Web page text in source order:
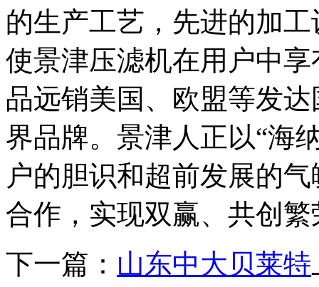
的生产工艺，先进的加
使景津压滤机在用户中
品远销美国、欧盟等发
界品牌。景津人正以“海
户的胆识和超前发展的
合作，实现双赢、共创
下一篇： 山东中大贝莱特